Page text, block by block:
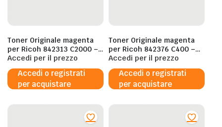
Toner Originale magenta
per Ricoh 842313 C2000 –
10.500 Pagine al 5%
Accedi per il prezzo
Accedi o registrati
per acquistare
Toner Originale magenta
per Ricoh 842376 C400 –
8.000 Pagine al 5%
Accedi per il prezzo
Accedi o registrati
per acquistare